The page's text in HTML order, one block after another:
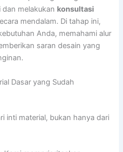
melakukan konsultasi
mendalam. Di tahap ini,
Anda, memahami alur
saran desain yang
Dasar yang Sudah
inti material, bukan hanya dari